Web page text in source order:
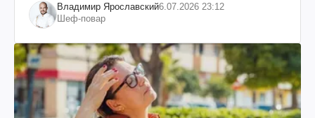
Владимир Ярославский6.07.2026 23:12
Шеф-повар